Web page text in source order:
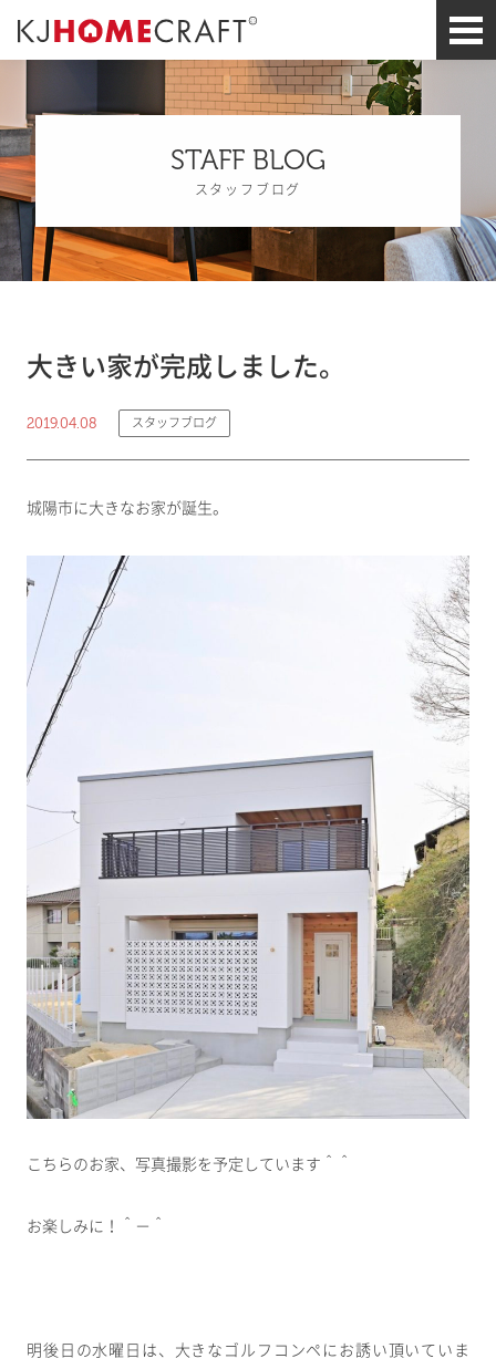
STAFF BLOG
スタッフブログ
大きい家が完成しました。
2019.04.08 スタッフブログ
城陽市に大きなお家が誕生。
こちらのお家、写真撮影を予定しています＾＾
お楽しみに！＾－＾
明後日の水曜日は、大きなゴルフコンペにお誘い頂いていま